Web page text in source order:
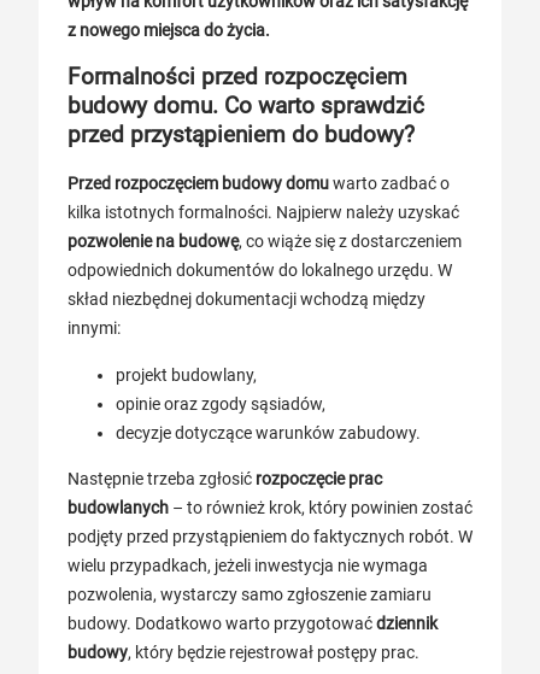
z nowego miejsca do życia.
Formalności przed rozpoczęciem
budowy domu. Co warto sprawdzić
przed przystąpieniem do budowy?
Przed rozpoczęciem budowy domuwarto zadbać o
kilka istotnych formalności. Najpierw należy uzyskać
pozwolenie na budowę, co wiąże się z dostarczeniem
odpowiednich dokumentów do lokalnego urzędu. W
skład niezbędnej dokumentacji wchodzą między
innymi:
projekt budowlany,
opinie oraz zgody sąsiadów,
decyzje dotyczące warunków zabudowy.
Następnie trzeba zgłosić rozpoczęcie prac
budowlanych – to również krok, który powinien zostać
podjęty przed przystąpieniem do faktycznych robót. W
wielu przypadkach, jeżeli inwestycja nie wymaga
pozwolenia, wystarczy samo zgłoszenie zamiaru
budowy. Dodatkowo warto przygotowaćdziennik
budowy, który będzie rejestrował postępy prac.